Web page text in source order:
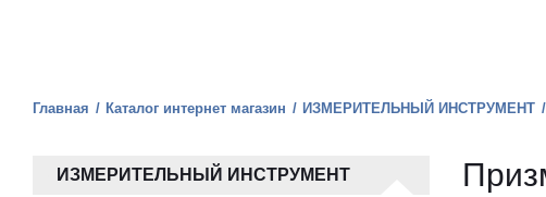
Главная Каталог интернет магазин ИЗМЕРИТЕЛЬНЫЙ ИНСТРУМЕНТ
ИЗМЕРИТЕЛЬНЫЙ ИНСТРУМЕНТ